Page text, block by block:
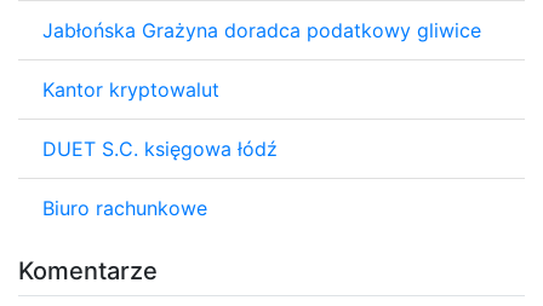
Jabłońska Grażyna doradca podatkowy gliwice
Kantor kryptowalut
DUET S.C. księgowa łódź
Biuro rachunkowe
Komentarze